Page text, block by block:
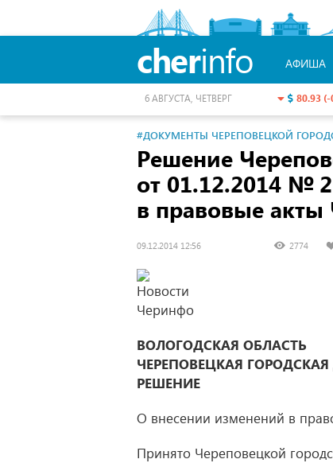
cherinfo АФИША
80.93 (-
6 АВГУСТА, ЧЕТВЕРГ
#ДОКУМЕНТЫ ЧЕРЕПОВЕЦКОЙ
Решение
от 01.12.2014 №
в правовые
09.12.2014 12:56 2774
ВОЛОГОДСКАЯ ОБЛАСТЬ
ЧЕРЕПОВЕЦКАЯ
РЕШЕНИЕ
О внесении изменений в
Принято Череповецкой